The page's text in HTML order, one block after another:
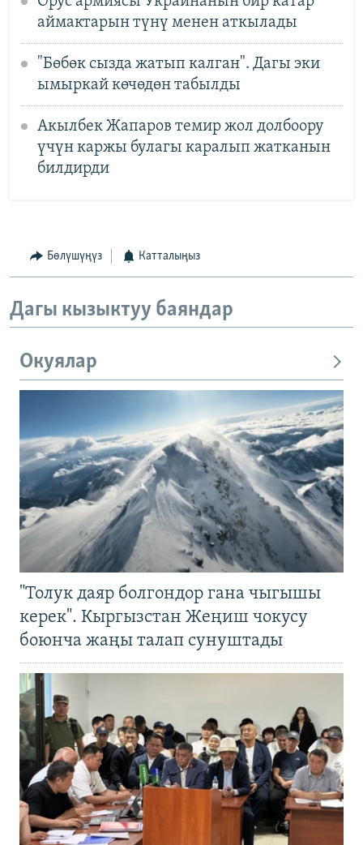
аймактарын түнү менен аткылады
"Бөбөк сызда жатып калган". Дагы эки
ымыркай көчөдөн табылды
Акылбек Жапаров темир жол долбоору
үчүн каржы булагы каралып жатканын
билдирди
Бөлүшүңүз Катталыңыз
Дагы кызыктуу баяндар
Окуялар
"Толук даяр болгондор гана чыгышы
керек". Кыргызстан Жеңиш чокусу
боюнча жаңы талап сунуштады